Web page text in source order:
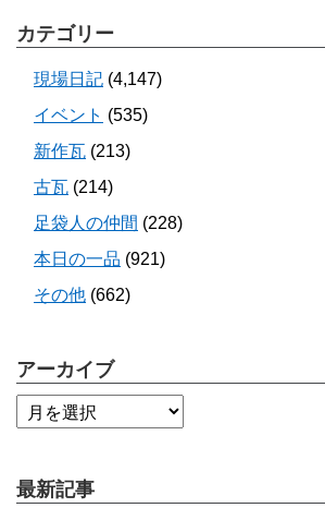
カテゴリー
現場日記 (4,147)
イベント (535)
新作瓦 (213)
古瓦 (214)
足袋人の仲間 (228)
本日の一品 (921)
その他 (662)
アーカイブ
最新記事